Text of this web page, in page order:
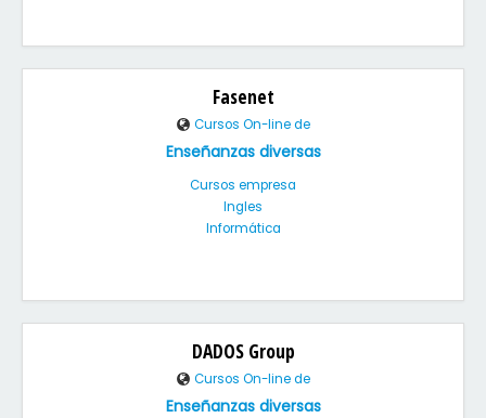
Fasenet
Cursos On-line de
Enseñanzas diversas
Cursos empresa
Ingles
Informática
DADOS Group
Cursos On-line de
Enseñanzas diversas